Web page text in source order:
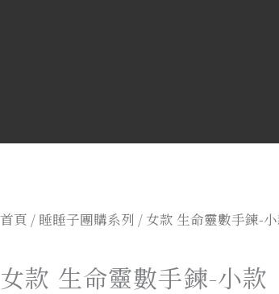
首頁 / 睡睡子團購系列 / 女款 生命靈數手鍊-
女款 生命靈數手鍊-小款